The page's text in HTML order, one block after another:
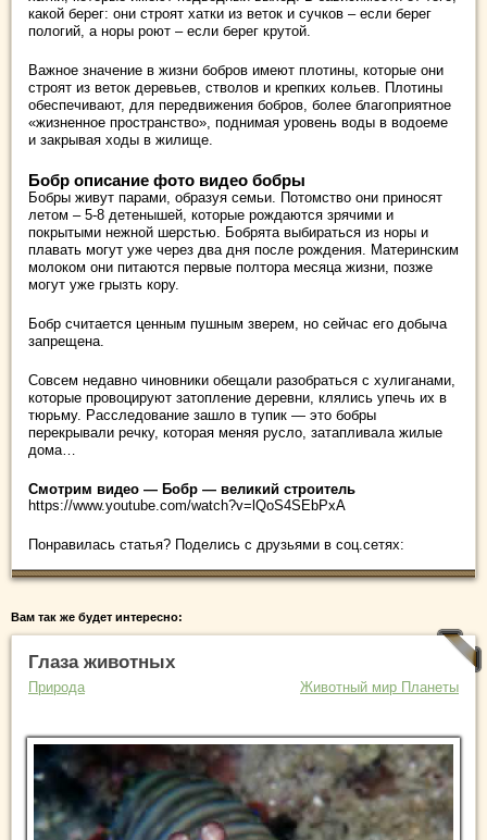
какой берег: они строят хатки из веток и сучков – если берег
пологий, а норы роют – если берег крутой.
Важное значение в жизни бобров имеют плотины, которые они
строят из веток деревьев, стволов и крепких кольев. Плотины
обеспечивают, для передвижения бобров, более благоприятное
«жизненное пространство», поднимая уровень воды в водоеме
и закрывая ходы в жилище.
Бобр описание фото видео бобры
Бобры живут парами, образуя семьи. Потомство они приносят
летом – 5-8 детенышей, которые рождаются зрячими и
покрытыми нежной шерстью. Бобрята выбираться из норы и
плавать могут уже через два дня после рождения. Материнским
молоком они питаются первые полтора месяца жизни, позже
могут уже грызть кору.
Бобр считается ценным пушным зверем, но сейчас его добыча
запрещена.
Совсем недавно чиновники обещали разобраться с хулиганами,
которые провоцируют затопление деревни, клялись упечь их в
тюрьму. Расследование зашло в тупик — это бобры
перекрывали речку, которая меняя русло, затапливала жилые
дома…
Смотрим видео — Бобр — великий строитель
https://www.youtube.com/watch?v=lQoS4SEbPxA
Понравилась статья? Поделись с друзьями в соц.сетях:
Вам так же будет интересно:
Глаза животных
Природа Животный мир Планеты